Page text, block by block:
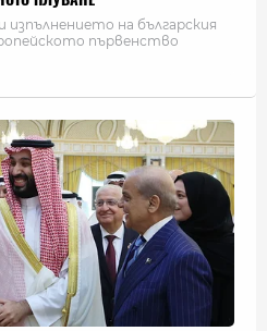
изпълнението на българския
първенство